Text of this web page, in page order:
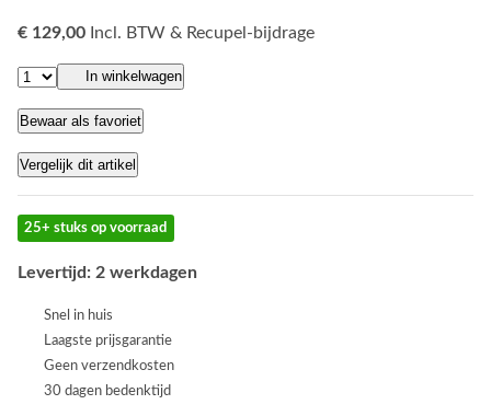
€ 129,00 Incl. BTW & Recupel-bijdrage
In winkelwagen
Bewaar als favoriet
Vergelijk dit artikel
25+ stuks op voorraad
Levertijd: 2 werkdagen
Snel in huis
Laagste prijsgarantie
Geen verzendkosten
30 dagen bedenktijd